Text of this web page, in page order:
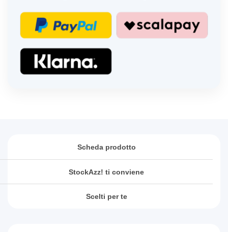
Scheda prodotto
StockAzz! ti conviene
Scelti per te